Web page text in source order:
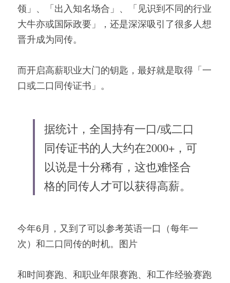
领」、「出入知名场合」、「见识到不同的行业
大牛亦或国际政要」，还是深深吸引了很多人想
晋升成为同传。
而开启高薪职业大门的钥匙，最好就是取得「一
口或二口同传证书」。
据统计，全国持有一口/或二口
同传证书的人大约在2000+，可
以说是十分稀有，这也难怪合
格的同传人才可以获得高薪。
今年6月，又到了可以参考英语一口（每年一
次）和二口同传的时机。图片
和时间赛跑、和职业年限赛跑、和工作经验赛跑